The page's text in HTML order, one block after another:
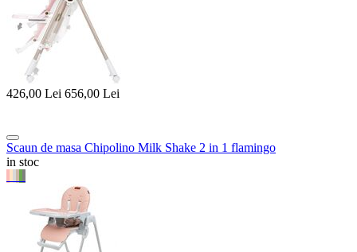
426,00 Lei 656,00 Lei
Scaun de masa Chipolino Milk Shake 2 in 1 flamingo
in stoc